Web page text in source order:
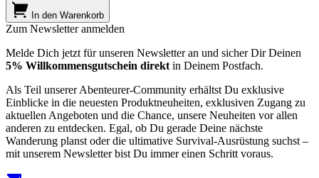
In den Warenkorb
Zum Newsletter anmelden
Melde Dich jetzt für unseren Newsletter an und sicher Dir Deinen
5% Willkommensgutschein direkt in Deinem Postfach.
Als Teil unserer Abenteurer-Community erhältst Du exklusive
Einblicke in die neuesten Produktneuheiten, exklusiven Zugang zu
aktuellen Angeboten und die Chance, unsere Neuheiten vor allen
anderen zu entdecken. Egal, ob Du gerade Deine nächste
Wanderung planst oder die ultimative Survival-Ausrüstung suchst –
mit unserem Newsletter bist Du immer einen Schritt voraus.